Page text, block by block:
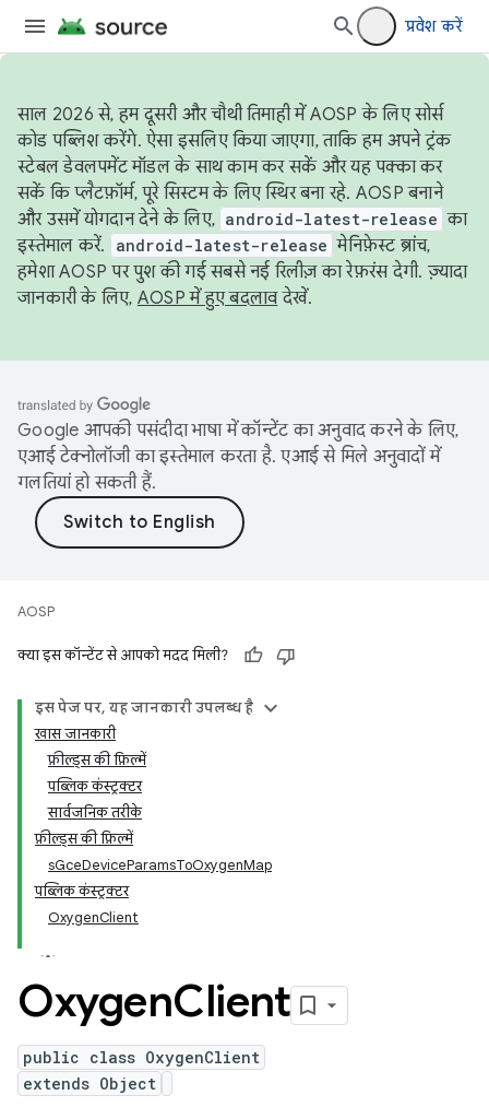
प्रवेश करें
साल 2026 से, हम दूसरी और चौथी तिमाही में AOSP के लिए सोर्स
कोड पब्लिश करेंगे. ऐसा इसलिए किया जाएगा, ताकि हम अपने ट्रंक
स्टेबल डेवलपमेंट मॉडल के साथ काम कर सकें और यह पक्का कर
सकें कि प्लैटफ़ॉर्म, पूरे सिस्टम के लिए स्थिर बना रहे. AOSP बनाने
और उसमें योगदान देने के लिए, android-latest-release का
इस्तेमाल करें.
android-latest-release मेनिफ़ेस्ट ब्रांच,
हमेशा AOSP पर पुश की गई सबसे नई रिलीज़ का रेफ़रंस देगी. ज़्यादा
जानकारी के लिए, AOSP में हुए बदलावदेखें.
Google आपकी पसंदीदा भाषा में कॉन्टेंट का अनुवाद करने के लिए,
एआई टेक्नोलॉजी का इस्तेमाल करता है. एआई से मिले अनुवादों में
गलतियां हो सकती हैं.
AOSP
क्या इस कॉन्टेंट से आपको मदद मिली?
इस पेज पर, यह जानकारी उपलब्ध है
खास जानकारी
फ़ील्ड्स की फ़िल्में
पब्लिक कंस्ट्रक्टर
सार्वजनिक तरीके
फ़ील्ड्स की फ़िल्में
sGceDeviceParamsToOxygenMap
पब्लिक कंस्ट्रक्टर
OxygenClient
OxygenClient
public class OxygenClient
extends Object